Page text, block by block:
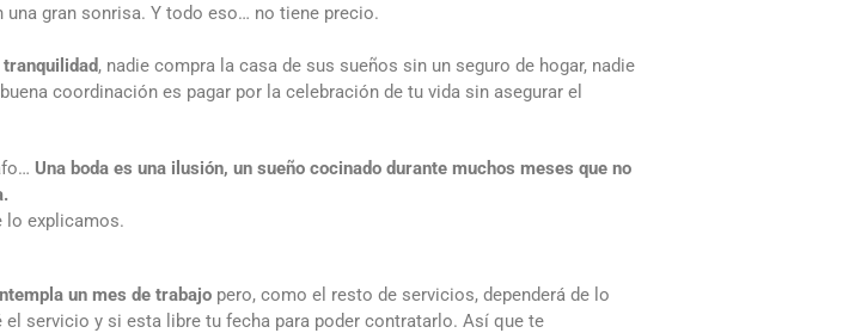
gran sonrisa. Y todo eso… no tiene precio.
, nadie compra la casa de sus sueños sin un seguro de hogar, nadie
coordinación es pagar por la celebración de tu vida sin asegurar el
Una boda es una ilusión, un sueño cocinado durante muchos meses que no
lo explicamos.
un mes de trabajopero, como el resto de servicios, dependerá de lo
servicio y si esta libre tu fecha para poder contratarlo. Así que te